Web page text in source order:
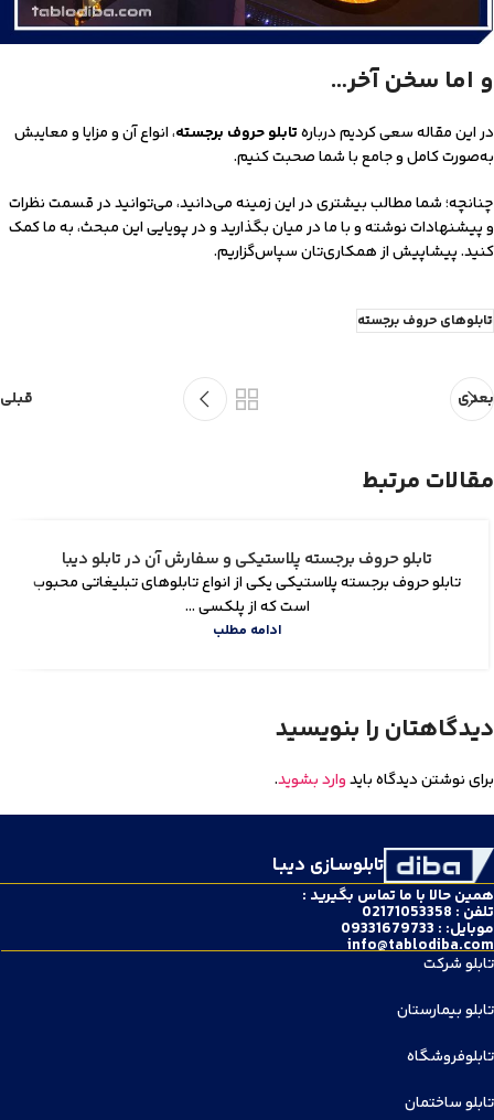
و اما سخن آخر…
در این مقاله سعی کردیم دربارهتابلو حروف برجسته، انواع آن و مزایا و معایبش
به‌صورت کامل و جامع با شما صحبت کنیم.
چنانچه‌؛ شما مطالب بیشتری در این زمینه می‌دانید، می‌توانید در قسمت نظرات
و پیشنهادات نوشته و با ما در میان بگذارید و در پویایی این مبحث، به ما کمک
کنید. پیشاپیش از همکاری‌تان سپاس‌گزاریم.
تابلوهای حروف برجسته
بعدی قبلی
مقالات مرتبط
تابلو حروف برجسته پلاستیکی و سفارش آن در تابلو دیبا
تابلو حروف برجسته پلاستیکی یکی از انواع تابلوهای تبلیغاتی محبوب
است که از پلکسی ...
ادامه مطلب
دیدگاهتان را بنویسید
برای نوشتن دیدگاه بایدوارد بشوید.
تابلوسـازی دیبـا
همین حالا با ما تماس بگیرید :
تلفن : 02171053358
موبایل: : 09331679733
info@tablodiba.com
تابلو شرکت
تابلو بیمارستان
تابلوفروشگاه
تابلو ساختمان